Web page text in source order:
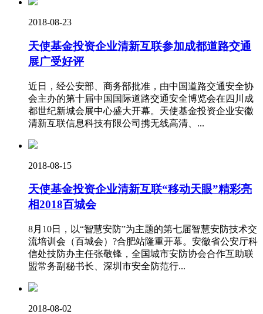
2018-08-23
天使基金投资企业清新互联参加成都道路交通
展广受好评
近日，经公安部、商务部批准，由中国道路交通安全协
会主办的第十届中国国际道路交通安全博览会在四川成
都世纪新城会展中心盛大开幕。天使基金投资企业安徽
清新互联信息科技有限公司携无线高清、...
2018-08-15
天使基金投资企业清新互联“移动天眼”精彩亮
相2018百城会
8月10日，以“智慧安防”为主题的第七届智慧安防技术交
流培训会（百城会）?合肥站隆重开幕。安徽省公安厅科
信处技防办主任张敬锋，全国城市安防协会合作互助联
盟常务副秘书长、深圳市安全防范行...
2018-08-02